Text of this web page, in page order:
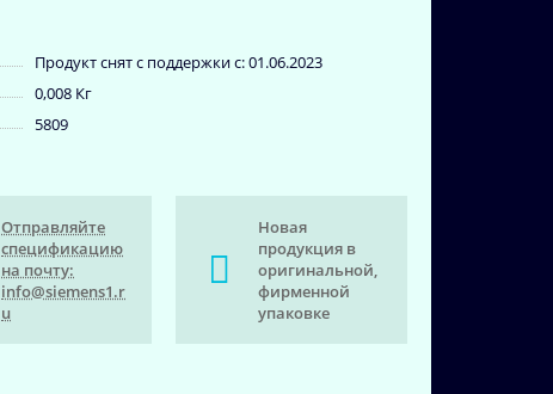
Продукт снят с поддержки с: 01.06.2023
0,008 Кг
5809
Отправляйте
спецификацию
на почту:
info@siemens1.r
u
Новая
продукция в
оригинальной,
фирменной
упаковке